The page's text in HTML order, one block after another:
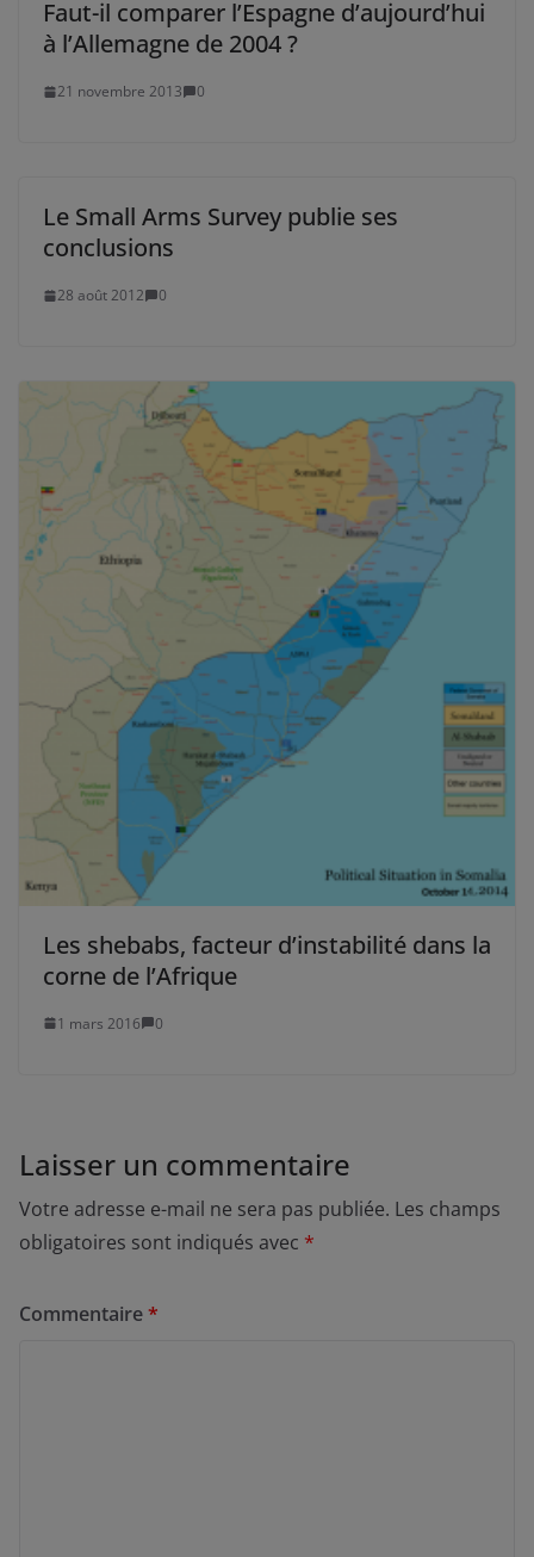
Faut-il comparer l’Espagne d’aujourd’hui
à l’Allemagne de 2004 ?
21 novembre 2013 0
Le Small Arms Survey publie ses
conclusions
28 août 2012 0
Les shebabs, facteur d’instabilité dans la
corne de l’Afrique
1 mars 2016 0
Laisser un commentaire
Votre adresse e-mail ne sera pas publiée. Les champs
obligatoires sont indiqués avec *
Commentaire*